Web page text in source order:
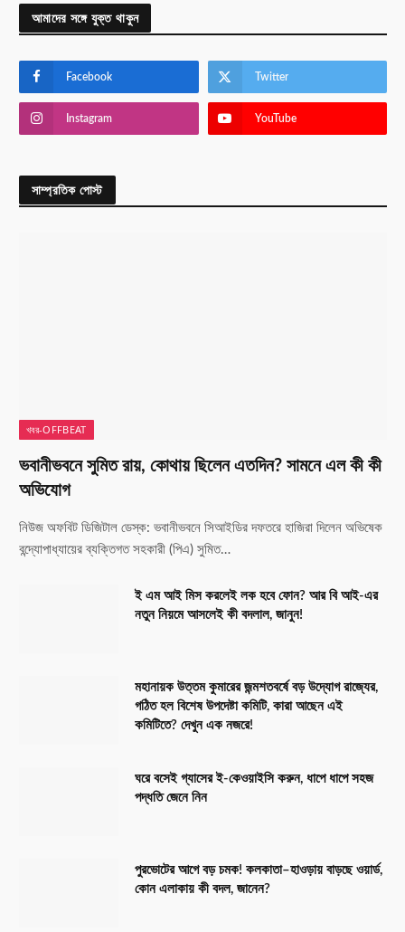
আমাদের সঙ্গে যুক্ত থাকুন
Facebook Twitter
Instagram YouTube
সাম্প্রতিক পোস্ট
খবর-OFFBEAT
ভবানীভবনে সুমিত রায়, কোথায় ছিলেন এতদিন? সামনে এল কী কী
অভিযোগ
নিউজ অফবিট ডিজিটাল ডেস্ক: ভবানীভবনে সিআইডির দফতরে হাজিরা দিলেন অভিষেক
বন্দ্যোপাধ্যায়ের ব্যক্তিগত সহকারী (পিএ) সুমিত…
ই এম আই মিস করলেই লক হবে ফোন? আর বি আই-এর
নতুন নিয়মে আসলেই কী বদলাল, জানুন!
মহানায়ক উত্তম কুমারের জন্মশতবর্ষে বড় উদ্যোগ রাজ্যের,
গঠিত হল বিশেষ উপদেষ্টা কমিটি, কারা আছেন এই
কমিটিতে? দেখুন এক নজরে!
ঘরে বসেই গ্যাসের ই-কেওয়াইসি করুন, ধাপে ধাপে সহজ
পদ্ধতি জেনে নিন
পুরভোটের আগে বড় চমক! কলকাতা–হাওড়ায় বাড়ছে ওয়ার্ড,
কোন এলাকায় কী বদল, জানেন?